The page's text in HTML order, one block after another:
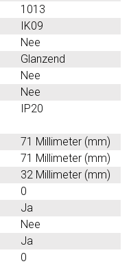
1013
IK09
Nee
Glanzend
Nee
Nee
IP20
71 Millimeter (mm)
71 Millimeter (mm)
32 Millimeter (mm)
0
Ja
Nee
Ja
0